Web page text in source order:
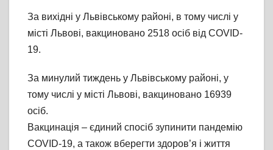
За вихідні у Львівському районі, в тому числі у
місті Львові, вакциновано 2518 осіб від COVID-
19.
За минулий тиждень у Львівському районі, у
тому числі у місті Львові, вакциновано 16939
осіб.
Вакцинація – єдиний спосіб зупинити пандемію
COVID-19, а також вберегти здоров’я і життя